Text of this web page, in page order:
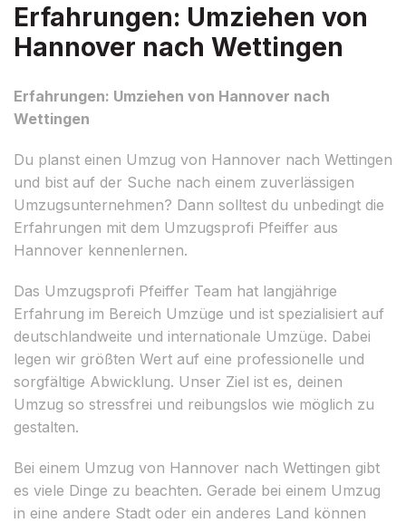
Erfahrungen: Umziehen von
Hannover nach Wettingen
Erfahrungen: Umziehen von Hannover nach
Wettingen
Du planst einen Umzug von Hannover nach Wettingen
und bist auf der Suche nach einem zuverlässigen
Umzugsunternehmen? Dann solltest du unbedingt die
Erfahrungen mit dem Umzugsprofi Pfeiffer aus
Hannover kennenlernen.
Das Umzugsprofi Pfeiffer Team hat langjährige
Erfahrung im Bereich Umzüge und ist spezialisiert auf
deutschlandweite und internationale Umzüge. Dabei
legen wir größten Wert auf eine professionelle und
sorgfältige Abwicklung. Unser Ziel ist es, deinen
Umzug so stressfrei und reibungslos wie möglich zu
gestalten.
Bei einem Umzug von Hannover nach Wettingen gibt
es viele Dinge zu beachten. Gerade bei einem Umzug
in eine andere Stadt oder ein anderes Land können